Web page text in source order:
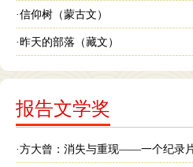
·信仰树（蒙古文）
·昨天的部落（藏文）
报告文学奖
·方大曾：消失与重现——一个纪录